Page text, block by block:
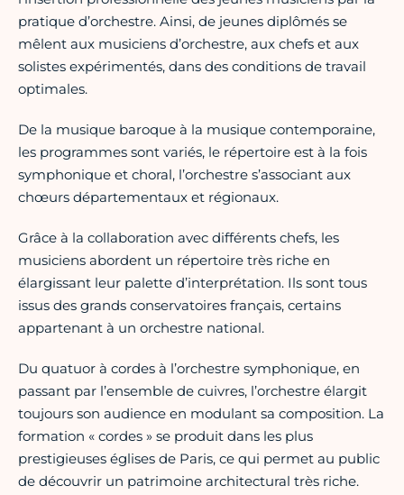
pratique d’orchestre. Ainsi, de jeunes diplômés se
mêlent aux musiciens d’orchestre, aux chefs et aux
solistes expérimentés, dans des conditions de travail
optimales.
De la musique baroque à la musique contemporaine,
les programmes sont variés, le répertoire est à la fois
symphonique et choral, l’orchestre s’associant aux
chœurs départementaux et régionaux.
Grâce à la collaboration avec différents chefs, les
musiciens abordent un répertoire très riche en
élargissant leur palette d’interprétation. Ils sont tous
issus des grands conservatoires français, certains
appartenant à un orchestre national.
Du quatuor à cordes à l’orchestre symphonique, en
passant par l’ensemble de cuivres, l’orchestre élargit
toujours son audience en modulant sa composition. La
formation « cordes » se produit dans les plus
prestigieuses églises de Paris, ce qui permet au public
de découvrir un patrimoine architectural très riche.